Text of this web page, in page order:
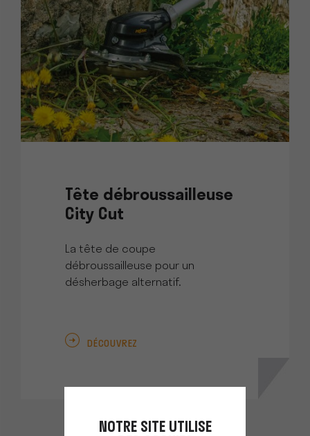
Tête débroussailleuse
City Cut
La tête de coupe
débroussailleuse pour un
désherbage alternatif.
DÉCOUVREZ
NOTRE SITE UTILISE